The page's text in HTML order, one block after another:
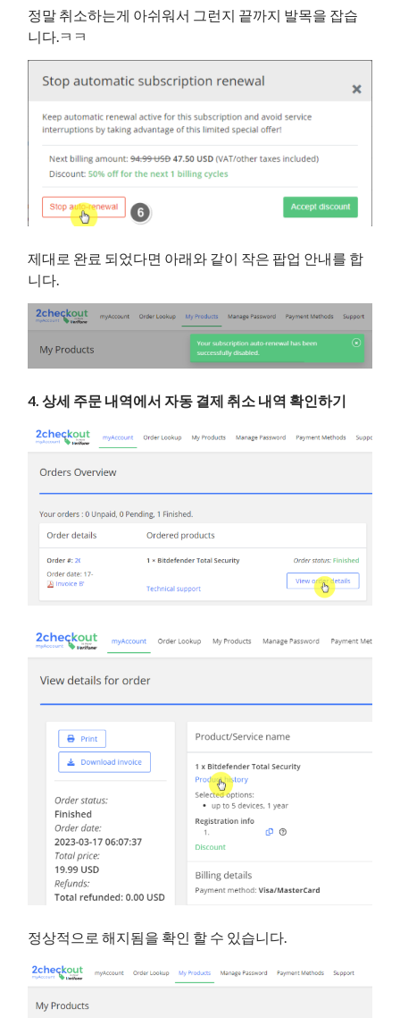
정말 취소하는게 아쉬워서 그런지 끝까지 발목을 잡습
니다.ㅋㅋ
제대로 완료 되었다면 아래와 같이 작은 팝업 안내를 합
니다.
4. 상세 주문 내역에서 자동 결제 취소 내역 확인하기
정상적으로 해지됨을 확인 할 수 있습니다.